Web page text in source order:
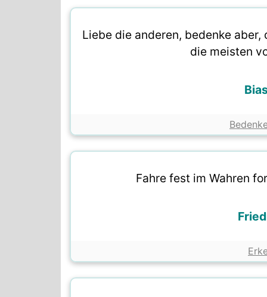
Liebe die anderen, bedenke
die meisten
Fahre fest im Wahren